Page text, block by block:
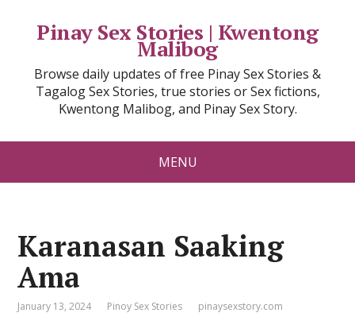
Pinay Sex Stories | Kwentong
Malibog
Browse daily updates of free Pinay Sex Stories &
Tagalog Sex Stories, true stories or Sex fictions,
Kwentong Malibog, and Pinay Sex Story.
MENU
Karanasan Saaking
Ama
January 13, 2024 Pinoy Sex Stories pinaysexstory.com